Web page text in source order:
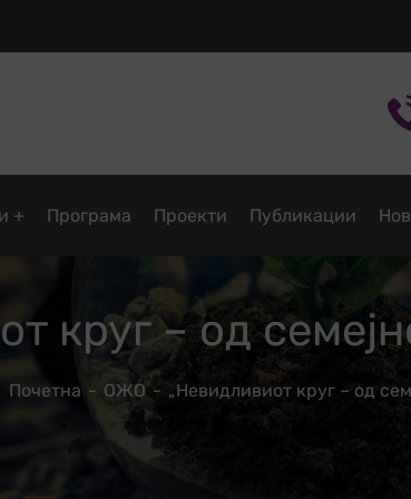
Програмa Проекти Публикации
круг – од
Почетна ОЖО „Невидливиот круг – од